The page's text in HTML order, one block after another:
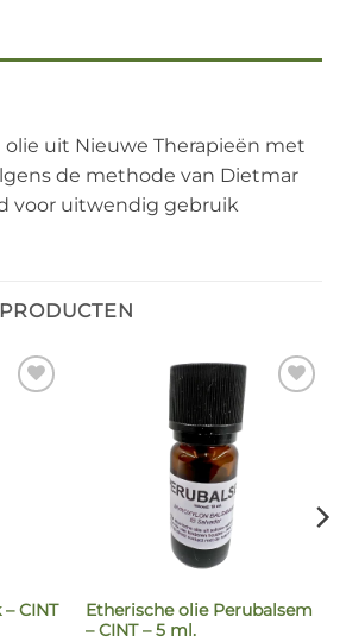
uit Nieuwe Therapieën met
de methode van Dietmar
voor uitwendig gebruik
CINT
Etherische olie Perubalsem
– CINT – 5 ml.